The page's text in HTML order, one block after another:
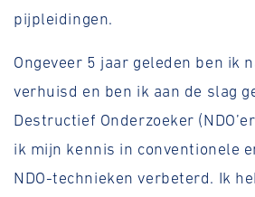
pijpleidingen.
Ongeveer 5 jaar geleden ben ik
verhuisd en ben ik aan de slag
Destructief Onderzoeker
ik mijn kennis in conventionele
NDO-technieken verbeterd. Ik